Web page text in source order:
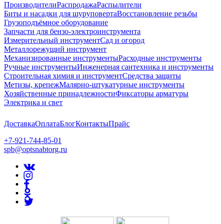
ПроизводителиРаспродажаРаспылители
Биты и насадки для шуруповертаВосстановление резьбы
Грузоподъёмное оборудование
Запчасти для бензо-электроинструмента
Измерительный инструментСад и огород
Металлорежущий инструмент
Механизированные инструментыРасходные инструменты
Ручные инструментыИнженерная сантехника и инструменты
Строительная химия и инструментСредства защиты
Метизы, крепежМалярно-штукатурные инструменты
Хозяйственные принадлежностиФиксаторы арматуры
Электрика и свет
ДоставкаОплатаБлогКонтактыПрайс
+7-921-744-85-01
spb@optsnabtorg.ru